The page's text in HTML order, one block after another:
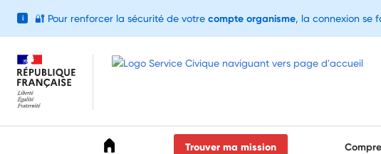
Trouver ma mission
i 🔐 Pour renforcer la sécurité de votre compte organisme, la connexion se